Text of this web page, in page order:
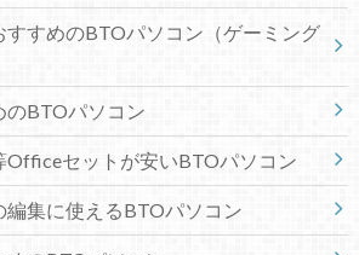
すめのBTOパソコン（ゲーミング
のBTOパソコン
Officeセットが安いBTOパソコン
編集に使えるBTOパソコン